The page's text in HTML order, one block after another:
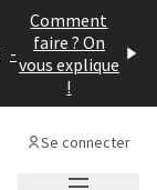
-
Comment
faire ? On
vous explique
!
Se connecter